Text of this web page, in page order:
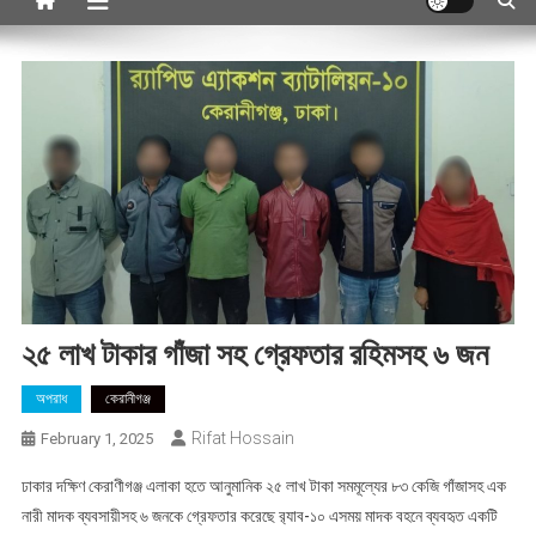
২৫ লাখ টাকার গাঁজা সহ গ্রেফতার রহিমসহ ৬ জন
অপরাধ কেরানীগঞ্জ
February 1, 2025 Rifat Hossain
ঢাকার দক্ষিণ কেরাণীগঞ্জ এলাকা হতে আনুমানিক ২৫ লাখ টাকা সমমূল্যের ৮৩ কেজি গাঁজাসহ এক
নারী মাদক ব্যবসায়ীসহ ৬ জনকে গ্রেফতার করেছে র‌্যাব-১০ এসময় মাদক বহনে ব্যবহৃত একটি